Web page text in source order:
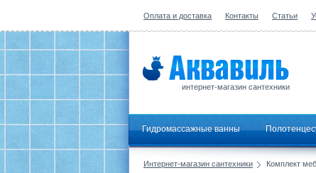
Оплата и доставка Контакты Статьи
интернет-магазин сантехники
Гидромассажные ванны
Интернет-магазин сантехники Комплект